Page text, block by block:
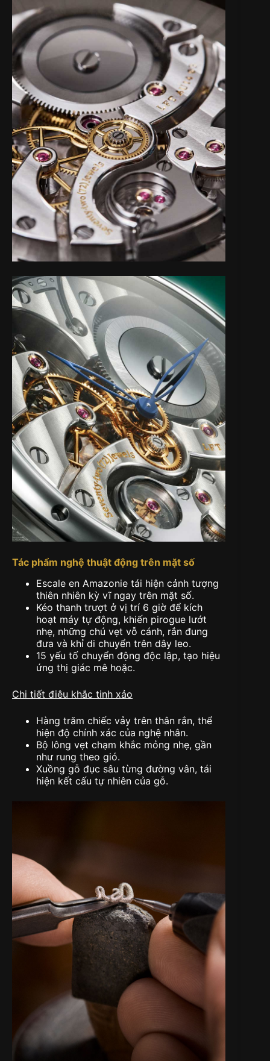
Tác phẩm nghệ thuật động trên mặt số
Escale en Amazonie tái hiện cảnh tượng
thiên nhiên kỳ vĩ ngay trên mặt số.
Kéo thanh trượt ở vị trí 6 giờ để kích
hoạt máy tự động, khiến pirogue lướt
nhẹ, những chú vẹt vỗ cánh, rắn đung
đưa và khỉ di chuyển trên dây leo.
15 yếu tố chuyển động độc lập, tạo hiệu
ứng thị giác mê hoặc.
Chi tiết điêu khắc tinh xảo
Hàng trăm chiếc vảy trên thân rắn, thể
hiện độ chính xác của nghệ nhân.
Bộ lông vẹt chạm khắc mỏng nhẹ, gần
như rung theo gió.
Xuồng gỗ đục sâu từng đường vân, tái
hiện kết cấu tự nhiên của gỗ.